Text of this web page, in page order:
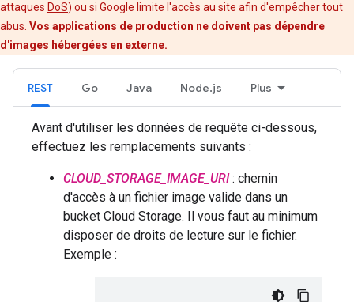
attaques DoS) ou si Google limite l'accès au site afin d'empêcher tout
abus. Vos applications de production ne doivent pas dépendre
d'images hébergées en externe.
REST Go Java Node.js Plus
Avant d'utiliser les données de requête ci-dessous,
effectuez les remplacements suivants :
CLOUD_STORAGE_IMAGE_URI: chemin
d'accès à un fichier image valide dans un
bucket Cloud Storage. Il vous faut au minimum
disposer de droits de lecture sur le fichier.
Exemple :